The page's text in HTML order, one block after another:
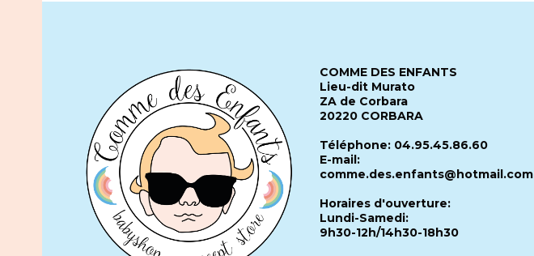
COMME DES ENFANTS
Lieu-dit Murato
ZA de Corbara
20220 CORBARA
Téléphone: 04.95.45.86.60
E-mail:
comme.des.enfants@hotmail.com
Horaires d'ouverture:
Lundi-Samedi:
9h30-12h/14h30-18h30